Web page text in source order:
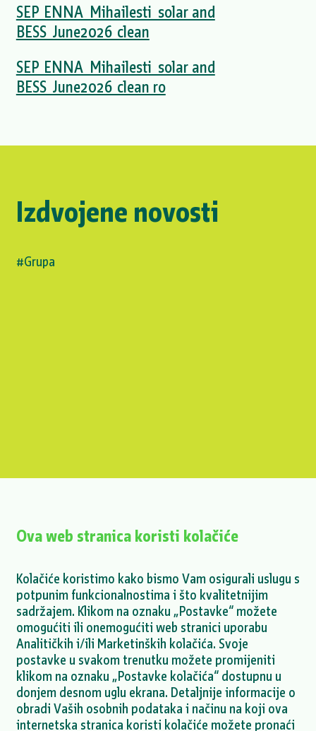
SEP_ENNA_Mihailesti_solar and
BESS_June2026_clean
SEP_ENNA_Mihailesti_solar and
BESS_June2026_clean ro
Izdvojene novosti
#Grupa
Mihailesti projekt - objava dokumenata o
finalizaciji ESDD procesa
VIŠE >
Ova web stranica koristi kolačiće
Kolačiće koristimo kako bismo Vam osigurali uslugu s
potpunim funkcionalnostima i što kvalitetnijim
sadržajem. Klikom na oznaku „Postavke“ možete
omogućiti ili onemogućiti web stranici uporabu
Analitičkih i/ili Marketinških kolačića. Svoje
postavke u svakom trenutku možete promijeniti
klikom na oznaku „Postavke kolačića“ dostupnu u
donjem desnom uglu ekrana. Detaljnije informacije o
obradi Vaših osobnih podataka i načinu na koji ova
internetska stranica koristi kolačiće možete pronaći